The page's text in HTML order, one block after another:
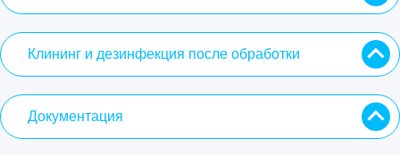
Клининг и дезинфекция после обработки
Документация